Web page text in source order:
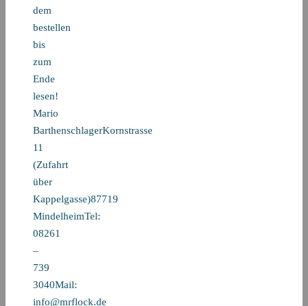
dem
bestellen
bis
zum
Ende
lesen!
Mario
BarthenschlagerKornstrasse
11
(Zufahrt
über
Kappelgasse)87719
MindelheimTel:
08261
–
739
3040Mail:
info@mrflock.de